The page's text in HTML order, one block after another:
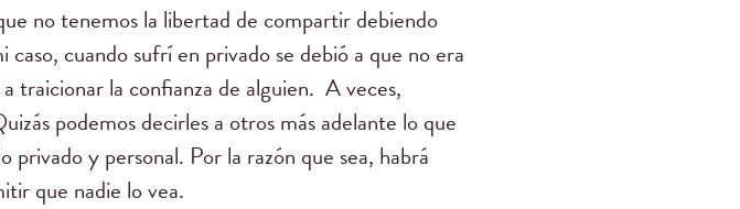
no tenemos la libertad de compartir debiendo
cuando sufrí en privado se debió a que no era
traicionar la confianza de alguien. A veces,
podemos decirles a otros más adelante lo que
y personal. Por la razón que sea, habrá
que nadie lo vea.